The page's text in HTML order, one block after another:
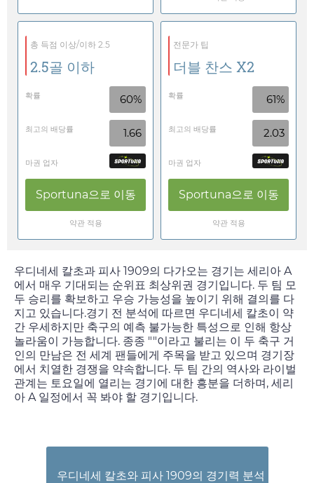
총 득점 이상/이하 2.5
2.5골 이하
확률 60%
최고의 배당률 1.66
마권 업자
Sportuna으로 이동
약관 적용
전문가 팁
더블 찬스 X2
확률 61%
최고의 배당률 2.03
마권 업자
Sportuna으로 이동
약관 적용
우디네세 칼초과 피사 1909의 다가오는 경기는 세리아 A
에서 매우 기대되는 순위표 최상위권 경기입니다. 두 팀 모
두 승리를 확보하고 우승 가능성을 높이기 위해 결의를 다
지고 있습니다.경기 전 분석에 따르면 우디네세 칼초이 약
간 우세하지만 축구의 예측 불가능한 특성으로 인해 항상
놀라움이 가능합니다. 종종 ""이라고 불리는 이 두 축구 거
인의 만남은 전 세계 팬들에게 주목을 받고 있으며 경기장
에서 치열한 경쟁을 약속합니다. 두 팀 간의 역사와 라이벌
관계는 토요일에 열리는 경기에 대한 흥분을 더하며, 세리
아 A 일정에서 꼭 봐야 할 경기입니다.
우디네세 칼초와 피사 1909의 경기력 분석